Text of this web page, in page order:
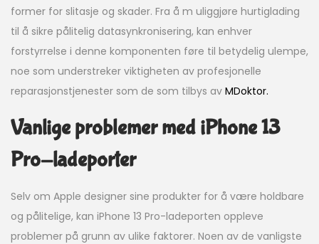
former for slitasje og skader. Fra å m uliggjøre hurtiglading
til å sikre pålitelig datasynkronisering, kan enhver
forstyrrelse i denne komponenten føre til betydelig ulempe,
noe som understreker viktigheten av profesjonelle
reparasjonstjenester som de som tilbys av MDoktor.
Vanlige problemer med iPhone 13
Pro-ladeporter
Selv om Apple designer sine produkter for å være holdbare
og pålitelige, kan iPhone 13 Pro-ladeporten oppleve
problemer på grunn av ulike faktorer. Noen av de vanligste